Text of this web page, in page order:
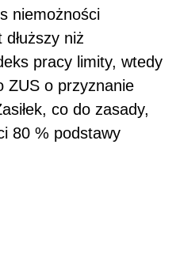
niemożności
niż
pracy limity, wtedy
ZUS o przyznanie
co do zasady,
80 % podstawy